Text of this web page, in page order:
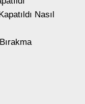
Nasıl